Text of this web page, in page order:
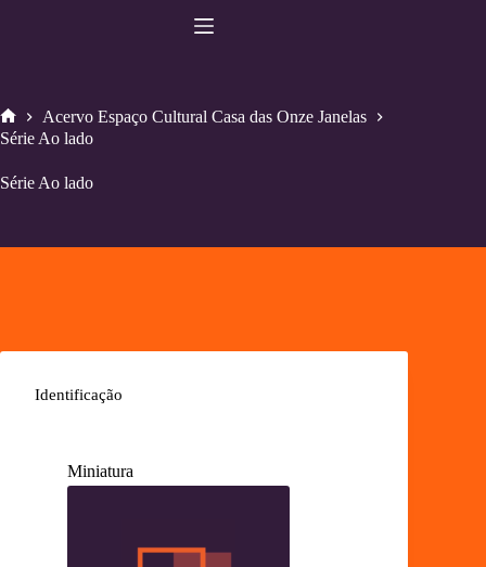
Home
Acervo Espaço Cultural Casa das Onze Janelas
Série Ao lado
Série Ao lado
Identificação
Miniatura